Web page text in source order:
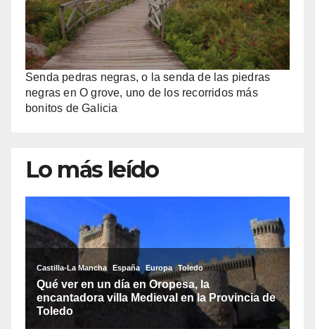
Senda pedras negras, o la senda de las piedras
negras en O grove, uno de los recorridos más
bonitos de Galicia
Lo más leído